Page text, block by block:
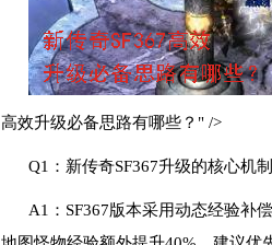
高效升级必备思路有哪些？" />
Q1：新传奇SF367升级的核心机
A1：SF367版本采用动态经验补